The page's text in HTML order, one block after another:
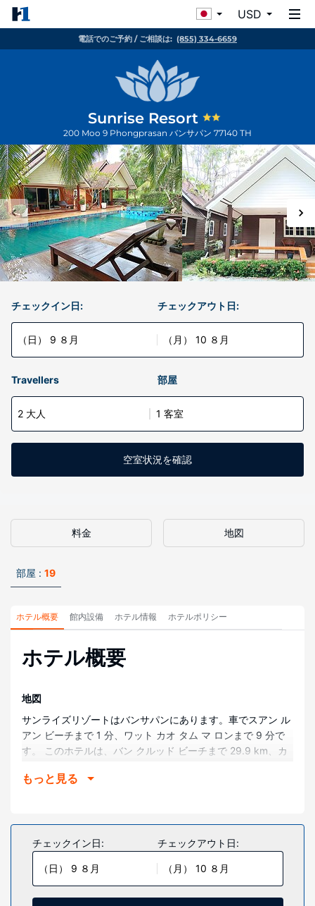
USD
電話でのご予約 / ご相談は: (855) 334-6659
Sunrise Resort
200 Moo 9 Phongprasan バンサパン 77140 TH
チェックイン日:
（日） 9 ８月
チェックアウト日:
（月） 10 ８月
Travellers 部屋
2 大人 1 客室
空室状況を確認
料金 地図
部屋 : 19
ホテル概要 館内設備 ホテル情報 ホテルポリシー
ホテル概要
地図
サンライズリゾートはバンサパンにあります。車でスアン ル
アン ビーチまで 1 分、ワット カオ タム マ ロンまで 9 分で
す。 このホテルは、バン クルッド ビーチまで 29.9 km、カ
部屋
おり、ゆったりおくつろぎいただけます。各客室には、専用
のバルコニーまたはパティオがあります。客室ではケーブル
の番組をご覧いただけます。バスルームには、シャワー、バ
スアメニティ (無料)があります。
もっと見る
チェックイン日:
（日） 9 ８月
チェックアウト日:
（月） 10 ８月